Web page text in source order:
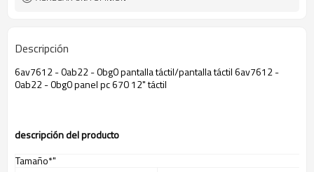
Descripción
6av7612 - 0ab22 - 0bg0 pantalla táctil/pantalla táctil 6av7612 -
0ab22 - 0bg0 panel pc 670 12" táctil
descripción del producto
Tamaño*"